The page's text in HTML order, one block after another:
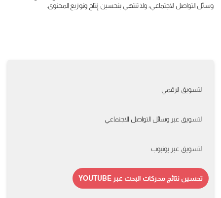
التسويق الرقمي
التسويق عبر وسائل التواصل الاجتماعي
التسويق عبر يوتيوب
تحسين نتائج محركات البحث عبر YOUTUBE
وسائل التواصل الاجتماعي، ولا تنتهي بتحسين إنتاج وتوزيع المحتوى.